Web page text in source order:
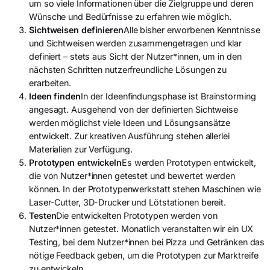
um so viele Informationen über die Zielgruppe und deren
Wünsche und Bedürfnisse zu erfahren wie möglich.
Sichtweisen definierenAlle bisher erworbenen Kenntnisse
und Sichtweisen werden zusammengetragen und klar
definiert – stets aus Sicht der Nutzer*innen, um in den
nächsten Schritten nutzerfreundliche Lösungen zu
erarbeiten.
Ideen findenIn der Ideenfindungsphase ist Brainstorming
angesagt. Ausgehend von der definierten Sichtweise
werden möglichst viele Ideen und Lösungsansätze
entwickelt. Zur kreativen Ausführung stehen allerlei
Materialien zur Verfügung.
Prototypen entwickelnEs werden Prototypen entwickelt,
die von Nutzer*innen getestet und bewertet werden
können. In der Prototypenwerkstatt stehen Maschinen wie
Laser-Cutter, 3D-Drucker und Lötstationen bereit.
TestenDie entwickelten Prototypen werden von
Nutzer*innen getestet. Monatlich veranstalten wir ein UX
Testing, bei dem Nutzer*innen bei Pizza und Getränken das
nötige Feedback geben, um die Prototypen zur Marktreife